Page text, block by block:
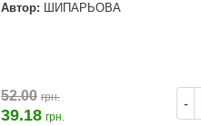
Автор: ШИПАРЬОВА
-
52.00 грн.
39.18 грн.